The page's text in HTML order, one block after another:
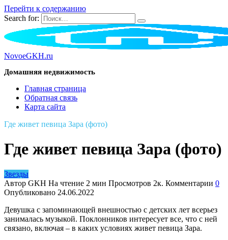
Перейти к содержанию
Search for:
NovoeGKH.ru
Домашняя недвижимость
Главная страница
Обратная связь
Карта сайта
Где живет певица Зара (фото)
Где живет певица Зара (фото)
Звезды
Автор GKH На чтение 2 мин Просмотров 2к. Комментарии 0
Опубликовано 24.06.2022
Девушка с запоминающей внешностью с детских лет всерьез
занималась музыкой. Поклонников интересует все, что с ней
связано, включая – в каких условиях живет певица Зара.